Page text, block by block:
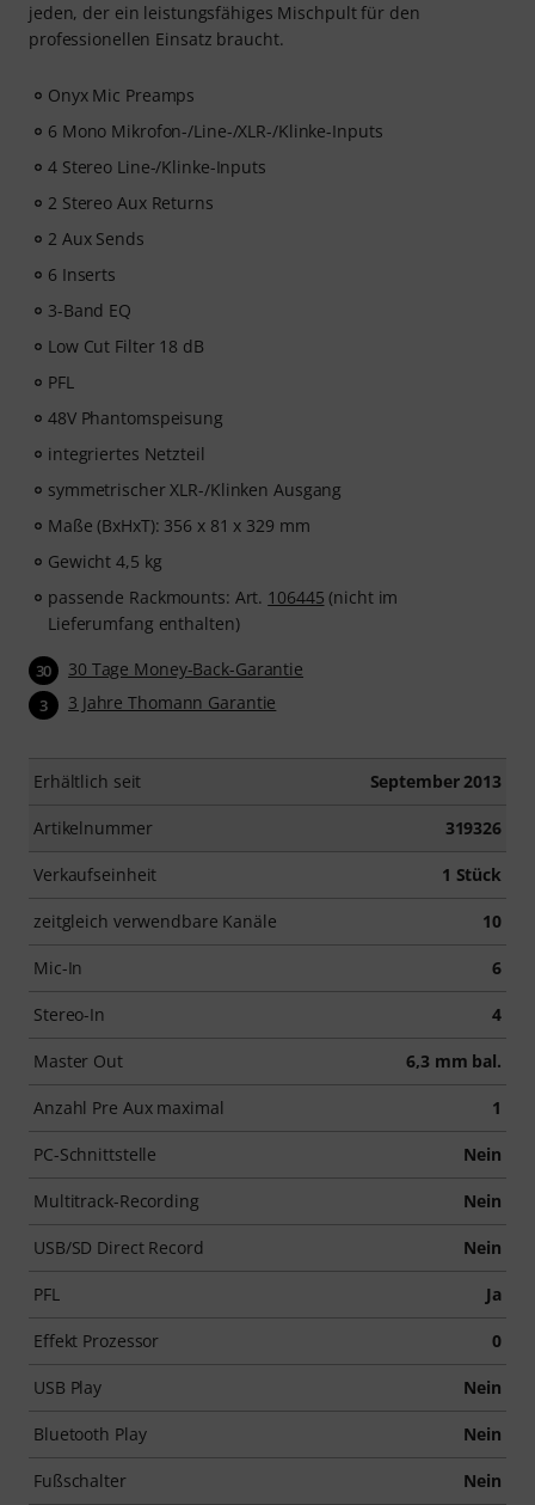
jeden, der ein leistungsfähiges Mischpult für den
professionellen Einsatz braucht.
Onyx Mic Preamps
6 Mono Mikrofon-/Line-/XLR-/Klinke-Inputs
4 Stereo Line-/Klinke-Inputs
2 Stereo Aux Returns
2 Aux Sends
6 Inserts
3-Band EQ
Low Cut Filter 18 dB
PFL
48V Phantomspeisung
integriertes Netzteil
symmetrischer XLR-/Klinken Ausgang
Maße (BxHxT): 356 x 81 x 329 mm
Gewicht 4,5 kg
passende Rackmounts: Art. 106445 (nicht im
Lieferumfang enthalten)
30 30 Tage Money-Back-Garantie
3 3 Jahre Thomann Garantie
Erhältlich seit September 2013
Artikelnummer 319326
Verkaufseinheit 1 Stück
zeitgleich verwendbare Kanäle 10
Mic-In 6
Stereo-In 4
Master Out 6,3 mm bal.
Anzahl Pre Aux maximal 1
PC-Schnittstelle Nein
Multitrack-Recording Nein
USB/SD Direct Record Nein
PFL Ja
Effekt Prozessor 0
USB Play Nein
Bluetooth Play Nein
Fußschalter Nein